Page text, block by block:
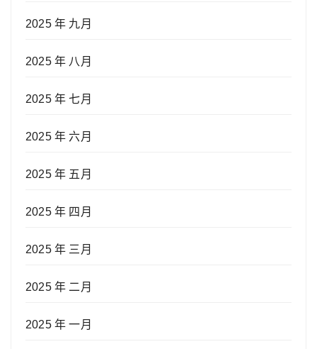
2025 年 九月
2025 年 八月
2025 年 七月
2025 年 六月
2025 年 五月
2025 年 四月
2025 年 三月
2025 年 二月
2025 年 一月